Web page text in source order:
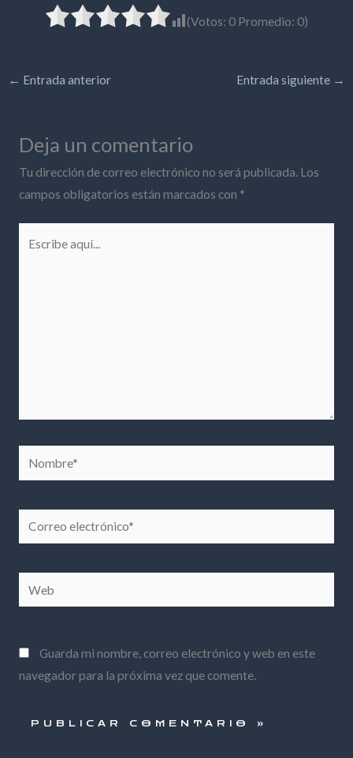
(Votos: 0 Promedio: 0)
← Entrada anterior Entrada siguiente →
Deja un comentario
Tu dirección de correo electrónico no será publicada. Los
campos obligatorios están marcados con *
Nombre*
Correo
electrónico*
Web
Guarda mi nombre, correo electrónico y web en este
navegador para la próxima vez que comente.